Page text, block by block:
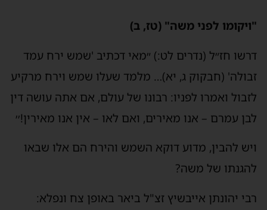
"ויקומו לפני משה" (טז, ב)
דרשו חז״ל (נדרים לט:) ״מאי דכתיב 'שמש ירח עמד
זבולה' (חבקוק ג, יא)… מלמד שעלו שמש וירח מרקיע
לזבול ואמרו לפניו: רבונו של עולם, אם אתה עושה דין
לבן עמרם – אנו מאירים, ואם לאו – אין אנו מאירין!׳׳
ויש להבין, מדוע דוקא השמש והירח הם אלו שבאו
להגנתו של משה?
רבי יהונתן אייבשיץ זצ"ל ביאר באופן צח ונפלא: